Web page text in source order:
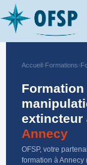
Accueil›Formations›
Formation
extincteur
Annecy
OFSP, votre
formation à Annecy